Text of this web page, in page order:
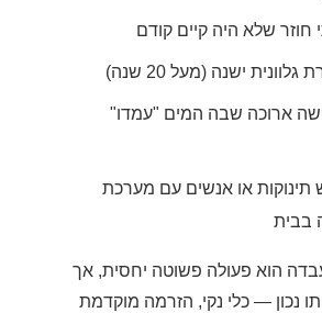
שלא היה קיים קודם
ישנה (מעל 20 שנה)
ארוכה שבה המים "עמדו"
תינוקות או אנשים עם מערכת
בבית
הוא פעולה פשוטה יחסית, אך
נכון — כלי נקי, הזרמה מוקדמת